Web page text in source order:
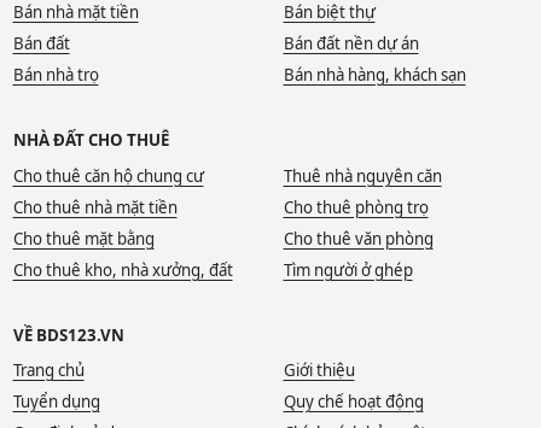
Bán nhà mặt tiền
Bán biệt thự
Bán đất
Bán đất nền dự án
Bán nhà trọ
Bán nhà hàng, khách sạn
NHÀ ĐẤT CHO THUÊ
Cho thuê căn hộ chung cư
Thuê nhà nguyên căn
Cho thuê nhà mặt tiền
Cho thuê phòng trọ
Cho thuê mặt bằng
Cho thuê văn phòng
Cho thuê kho, nhà xưởng, đất
Tìm người ở ghép
VỀ BDS123.VN
Trang chủ
Giới thiệu
Tuyển dụng
Quy chế hoạt động